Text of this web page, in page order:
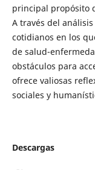
principal propósito
A través del
cotidianos en los
de salud-
obstáculos para
ofrece valiosas
sociales y
Descargas